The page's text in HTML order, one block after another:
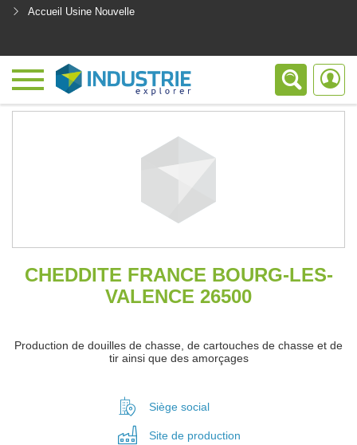
Accueil Usine Nouvelle
CHEDDITE FRANCE BOURG-LES-
VALENCE 26500
Production de douilles de chasse, de cartouches de chasse et de
tir ainsi que des amorçages
Siège social
Site de production